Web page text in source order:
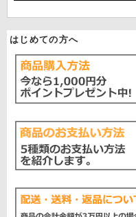
はじめての方へ